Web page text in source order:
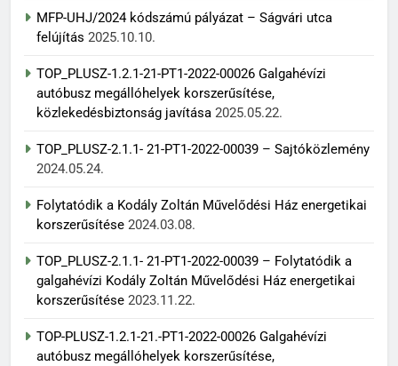
MFP-UHJ/2024 kódszámú pályázat – Ságvári utca
felújítás 2025.10.10.
TOP_PLUSZ-1.2.1-21-PT1-2022-00026 Galgahévízi
autóbusz megállóhelyek korszerűsítése,
közlekedésbiztonság javítása 2025.05.22.
TOP_PLUSZ-2.1.1- 21-PT1-2022-00039 – Sajtóközlemény
2024.05.24.
Folytatódik a Kodály Zoltán Művelődési Ház energetikai
korszerűsítése 2024.03.08.
TOP_PLUSZ-2.1.1- 21-PT1-2022-00039 – Folytatódik a
galgahévízi Kodály Zoltán Művelődési Ház energetikai
korszerűsítése 2023.11.22.
TOP-PLUSZ-1.2.1-21.-PT1-2022-00026 Galgahévízi
autóbusz megállóhelyek korszerűsítése,